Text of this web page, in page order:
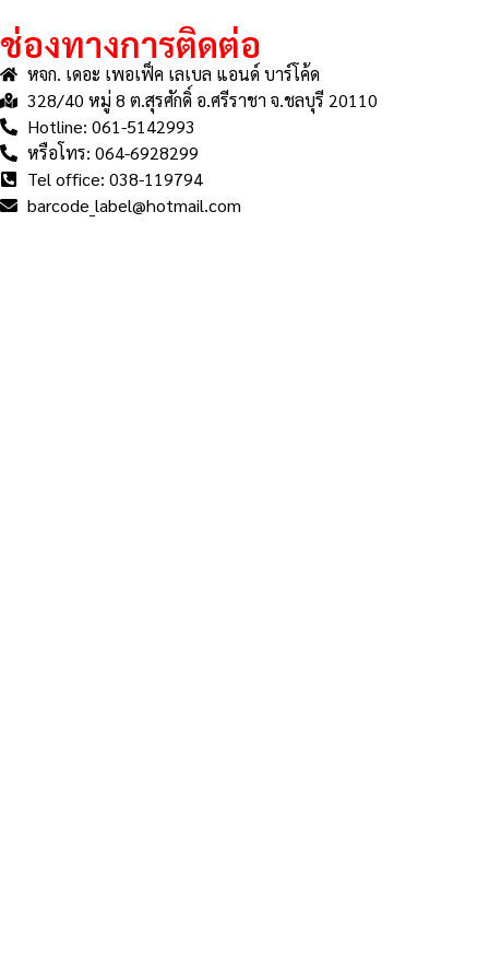
ช่องทางการติดต่อ
หจก. เดอะ เพอเฟ็ค เลเบล แอนด์ บาร์โค้ด
328/40 หมู่ 8 ต.สุรศักดิ์ อ.ศรีราชา จ.ชลบุรี 20110
Hotline: 061-5142993
หรือโทร: 064-6928299
Tel office: 038-119794
barcode_label@hotmail.com